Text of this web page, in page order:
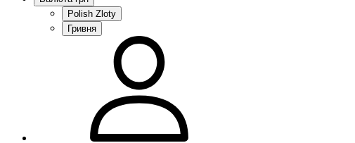
Polish Zloty
Гривня